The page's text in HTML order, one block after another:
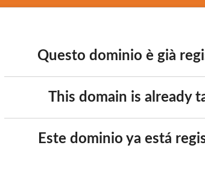
Questo dominio è già
This domain is already
Este dominio ya está